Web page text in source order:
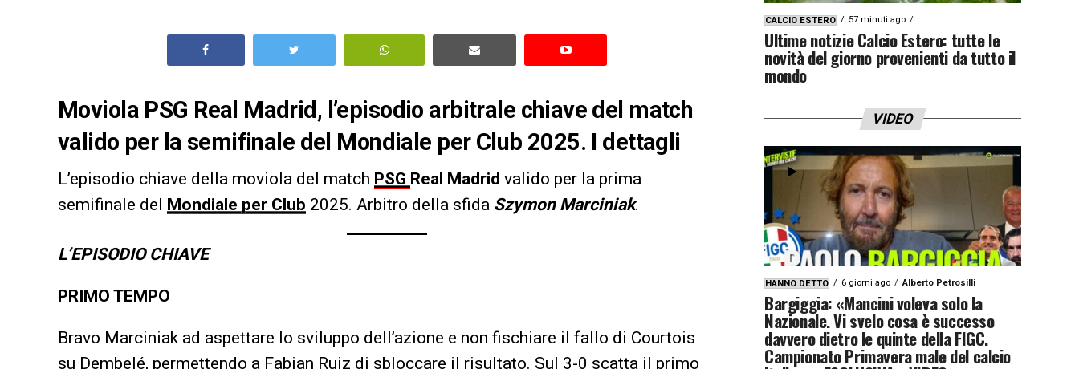
Moviola PSG Real Madrid, l’episodio arbitrale chiave del match
valido per la semifinale del Mondiale per Club 2025. I dettagli
L’episodio chiave della moviola del match PSG Real Madrid valido per la prima
semifinale del Mondiale per Club 2025. Arbitro della sfida Szymon Marciniak.
L’EPISODIO CHIAVE
PRIMO TEMPO
Bravo Marciniak ad aspettare lo sviluppo dell’azione e non fischiare il fallo di Courtois
su Dembelé, permettendo a Fabian Ruiz di sbloccare il risultato. Sul 3-0 scatta il primo
CALCIO ESTERO 57 minuti ago
Ultime notizie Calcio Estero: tutte le
novità del giorno provenienti da tutto il
mondo
VIDEO
HANNO DETTO 6 giorni ago Alberto Petrosilli
Bargiggia: «Mancini voleva solo la
Nazionale. Vi svelo cosa è successo
davvero dietro le quinte della FIGC.
Campionato Primavera male del calcio